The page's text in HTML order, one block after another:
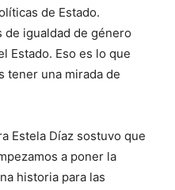
de Estado.
de igualdad de género
Estado. Eso es lo que
tener una mirada de
Estela Díaz sostuvo que
a poner la
historia para las